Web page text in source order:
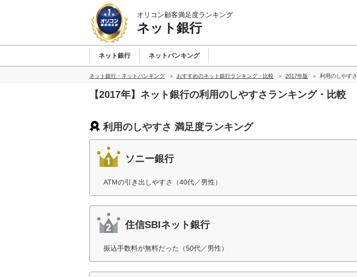
オリコン顧客満足度ランキング
ネット銀行
ネット銀行 ネットバンキング
ネット銀行・ネットバンキング おすすめのネット銀行ランキング・比較 2017年版 利用のしやすさ
【2017年】ネット銀行の利用のしやすさランキング・比較
利用のしやすさ 満足度ランキング
ソニー銀行
ATMの引き出しやすさ（40代／男性）
住信SBIネット銀行
振込手数料が無料だった（50代／男性）